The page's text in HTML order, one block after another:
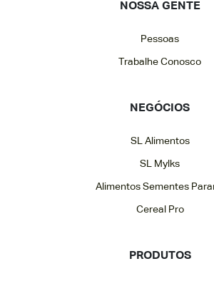
NOSSA GENTE
Pessoas
Trabalhe Conosco
NEGÓCIOS
SL Alimentos
SL Mylks
Alimentos Sementes
Cereal Pro
PRODUTOS